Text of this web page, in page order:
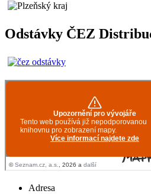
Odstávky ČEZ
Adresa